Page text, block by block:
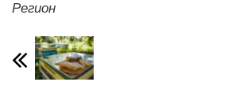
A
p
p
o
o
Регион